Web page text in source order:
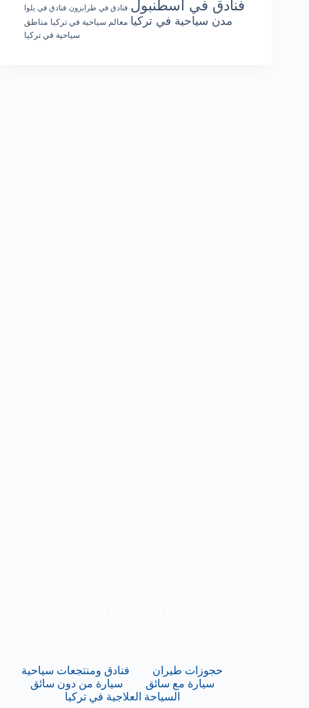
فنادق في اسطنبول فنادق في طرابزون فنادق في يلوا
مدن سياحية في تركيا معالم سياحية في تركيا مناطق
سياحية في تركيا
حجوزات طيران
فنادق ومنتجعات سياحية
سيارة مع سائق
سيارة من دون سائق
السياحة العلاجية في تركيا